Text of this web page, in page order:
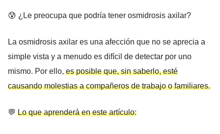
😰 ¿Le preocupa que podría tener osmidrosis axilar?
La osmidrosis axilar es una afección que no se aprecia a
simple vista y a menudo es difícil de detectar por uno
mismo. Por ello, es posible que, sin saberlo, esté
causando molestias a compañeros de trabajo o familiares.
💬 Lo que aprenderá en este artículo: